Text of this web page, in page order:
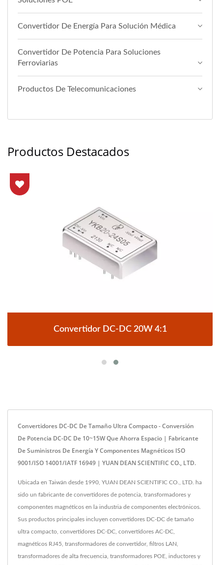
Convertidor De Energía Para Solución Médica
Convertidor De Potencia Para Soluciones
Ferroviarias
Productos De Telecomunicaciones
Productos Destacados
Convertidor DC-DC 20W 4:1
Convertidores DC-DC De Tamaño Ultra Compacto - Conversión
De Potencia DC-DC De 10~15W Que Ahorra Espacio | Fabricante
De Suministros De Energía Y Componentes Magnéticos ISO
9001/ISO 14001/IATF 16949 | YUAN DEAN SCIENTIFIC CO., LTD.
Ubicada en Taiwán desde 1990, YUAN DEAN SCIENTIFIC CO., LTD. ha
sido un fabricante de convertidores de potencia, transformadores y
componentes magnéticos en la industria de componentes electrónicos.
Sus productos principales incluyen convertidores DC-DC de tamaño
ultra compacto, convertidores DC-DC, convertidores AC-DC,
magnéticos RJ45, transformadores de convertidor, filtros LAN,
transformadores de alta frecuencia, transformadores POE, inductores y